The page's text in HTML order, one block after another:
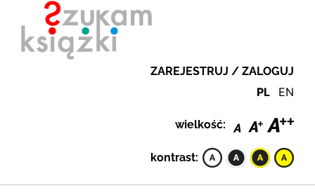
ZAREJESTRUJ / ZALOGUJ
PL EN
wielkość:
kontrast: